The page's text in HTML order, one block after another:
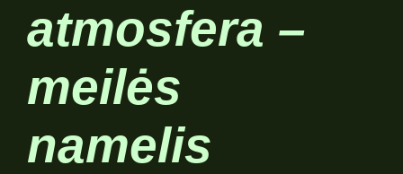
atmosfera –
meilės
namelis